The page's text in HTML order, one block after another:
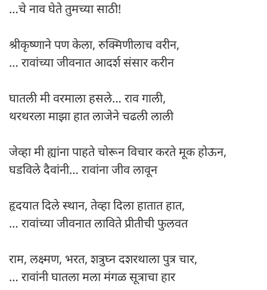
…चे नाव घेते तुमच्या साठी!
श्रीकृष्णाने पण केला, रुक्मिणीलाच वरीन,
… रावांच्या जीवनात आदर्श संसार करीन
घातली मी वरमाला हसले… राव गाली,
थरथरला माझा हात लाजेने चढली लाली
जेव्हा मी ह्यांना पाहते चोरून विचार करते मूक होऊन,
घडविले दैवांनी… रावांना जीव लावून
हृदयात दिले स्थान, तेव्हा दिला हातात हात,
… रावांच्या जीवनात लाविते प्रीतीची फुलवत
राम, लक्ष्मण, भरत, शत्रुघ्न दशरथाला पुत्र चार,
… रावांनी घातला मला मंगळ सूत्राचा हार